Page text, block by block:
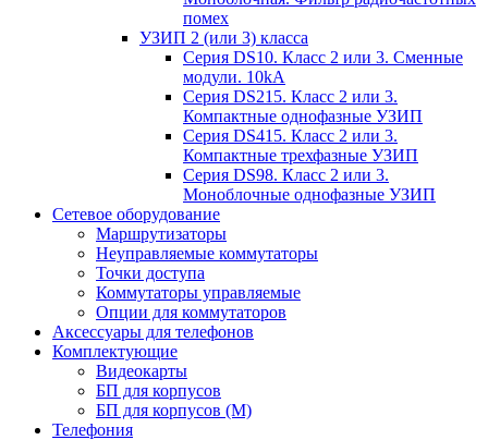
помех
УЗИП 2 (или 3) класса
Серия DS10. Класс 2 или 3. Сменные
модули. 10kA
Серия DS215. Класс 2 или 3.
Компактные однофазные УЗИП
Серия DS415. Класс 2 или 3.
Компактные трехфазные УЗИП
Серия DS98. Класс 2 или 3.
Моноблочные однофазные УЗИП
Сетевое оборудование
Маршрутизаторы
Неуправляемые коммутаторы
Точки доступа
Коммутаторы управляемые
Опции для коммутаторов
Аксессуары для телефонов
Комплектующие
Видеокарты
БП для корпусов
БП для корпусов (М)
Телефония